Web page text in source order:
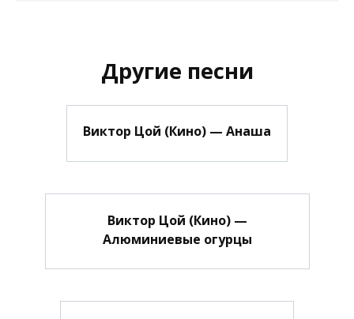
Другие песни
Виктор Цой (Кино) — Анаша
Виктор Цой (Кино) —
Алюминиевые огурцы